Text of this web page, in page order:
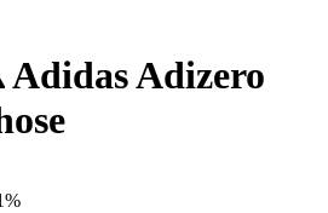
Adidas Adizero